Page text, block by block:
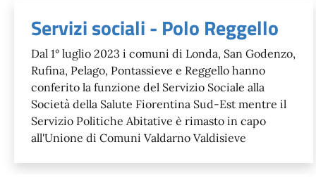
Servizi sociali - Polo Reggello
Dal 1° luglio 2023 i comuni di Londa, San Godenzo,
Rufina, Pelago, Pontassieve e Reggello hanno
conferito la funzione del Servizio Sociale alla
Società della Salute Fiorentina Sud-Est mentre il
Servizio Politiche Abitative è rimasto in capo
all'Unione di Comuni Valdarno Valdisieve